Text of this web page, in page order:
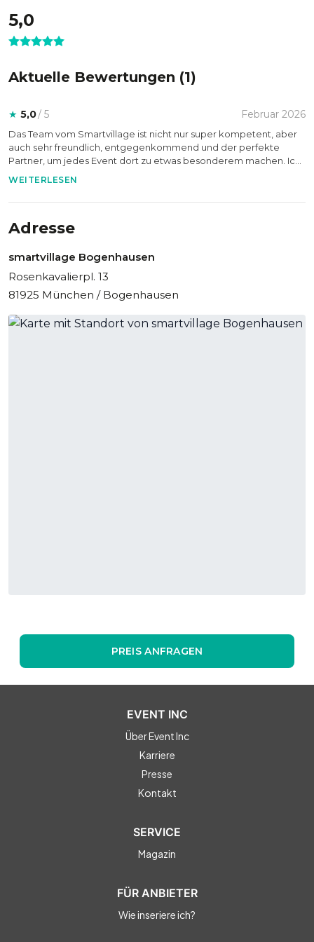
beimsmartvillage Schwanthalerhöhe
Statten Sie dem smartvillage Bogenhausen vorab einen
virtuellen Besuch ab.
5,0
Aktuelle Bewertungen (1)
★ 5,0/ 5 Februar 2026
Das Team vom Smartvillage ist nicht nur super kompetent, aber
auch sehr freundlich, entgegenkommend und der perfekte
Partner, um jedes Event dort zu etwas besonderem machen. Ich
würde dort jederzeit wieder ein Event organisieren.
WEITERLESEN
Adresse
smartvillage Bogenhausen
Rosenkavalierpl. 13
81925 München / Bogenhausen
PREIS ANFRAGEN
EVENT INC
Über Event Inc
Karriere
Presse
Kontakt
SERVICE
Magazin
FÜR ANBIETER
Wie inseriere ich?